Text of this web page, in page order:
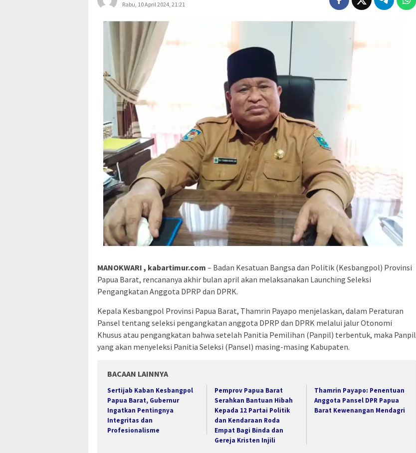
Rabu, 10 April 2024, 21:21
MANOKWARI , kabartimur.com – Badan Kesatuan Bangsa dan Politik (Kesbangpol) Provinsi
Papua Barat, rencananya akhir bulan april akan melaksanakan Launching Seleksi
Pengangkatan Anggota DPRP dan DPRK.
Kepala Kesbangpol Provinsi Papua Barat, Thamrin Payapo menjelaskan, dalam Peraturan
Pansel tentang seleksi pengangkatan anggota DPRP dan DPRK melalui jalur Otonomi
Khusus atau pengangkatan bahwa setelah Panitia Pemilihan (Panpil) terbentuk, maka Panpil
yang akan menyeleksi Panitia Seleksi (Pansel) masing-masing Kabupaten.
BACAAN LAINNYA
Sertijab Kaban Kesbangpol
Papua Barat, Gubernur
Ingatkan Pentingnya
Integritas dan
Profesionalisme
Pemprov Papua Barat
Serahkan Bantuan Hibah
Kepada 12 Partai Politik
dan Kendaraan Roda
Empat Bagi Binda dan
Gereja Kristen Injili
Thamrin Payapo: Penentuan
Anggota Pansel DPR Papua
Barat Kewenangan Mendagri